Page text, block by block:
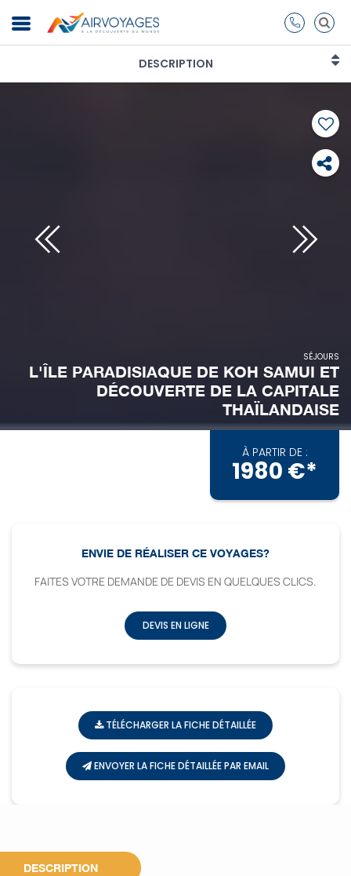
DESCRIPTION
SÉJOURS
L'ÎLE PARADISIAQUE DE KOH SAMUI ET
DÉCOUVERTE DE LA CAPITALE
THAÏLANDAISE
À PARTIR DE :
1980 €*
ENVIE DE RÉALISER CE VOYAGES?
FAITES VOTRE DEMANDE DE DEVIS EN QUELQUES CLICS.
DEVIS EN LIGNE
TÉLÉCHARGER LA FICHE DÉTAILLÉE
ENVOYER LA FICHE DÉTAILLÉE PAR EMAIL
DESCRIPTION